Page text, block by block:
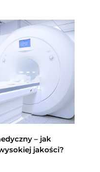
– jak
jakości?